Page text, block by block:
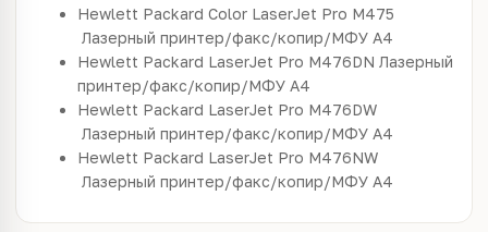
Hewlett Packard Color LaserJet Pro M475
Лазерный принтер/факс/копир/МФУ A4
Hewlett Packard LaserJet Pro M476DN Лазерный
принтер/факс/копир/МФУ A4
Hewlett Packard LaserJet Pro M476DW
Лазерный принтер/факс/копир/МФУ A4
Hewlett Packard LaserJet Pro M476NW
Лазерный принтер/факс/копир/МФУ A4